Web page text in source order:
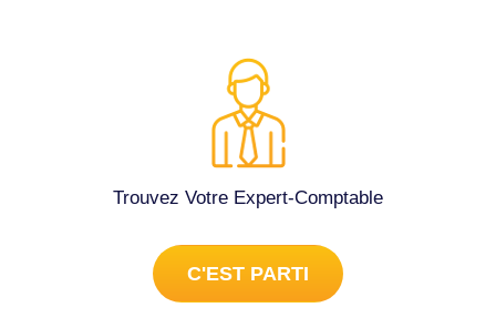
Trouvez Votre Expert-Comptable
C'EST PARTI